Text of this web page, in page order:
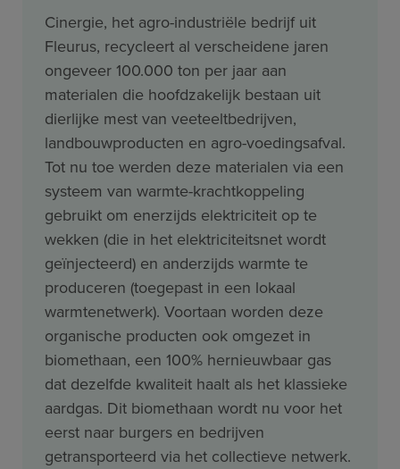
Cinergie, het agro-industriële bedrijf uit
Fleurus, recycleert al verscheidene jaren
ongeveer 100.000 ton per jaar aan
materialen die hoofdzakelijk bestaan uit
dierlijke mest van veeteeltbedrijven,
landbouwproducten en agro-voedingsafval.
Tot nu toe werden deze materialen via een
systeem van warmte-krachtkoppeling
gebruikt om enerzijds elektriciteit op te
wekken (die in het elektriciteitsnet wordt
geïnjecteerd) en anderzijds warmte te
produceren (toegepast in een lokaal
warmtenetwerk). Voortaan worden deze
organische producten ook omgezet in
biomethaan, een 100% hernieuwbaar gas
dat dezelfde kwaliteit haalt als het klassieke
aardgas. Dit biomethaan wordt nu voor het
eerst naar burgers en bedrijven
getransporteerd via het collectieve netwerk.